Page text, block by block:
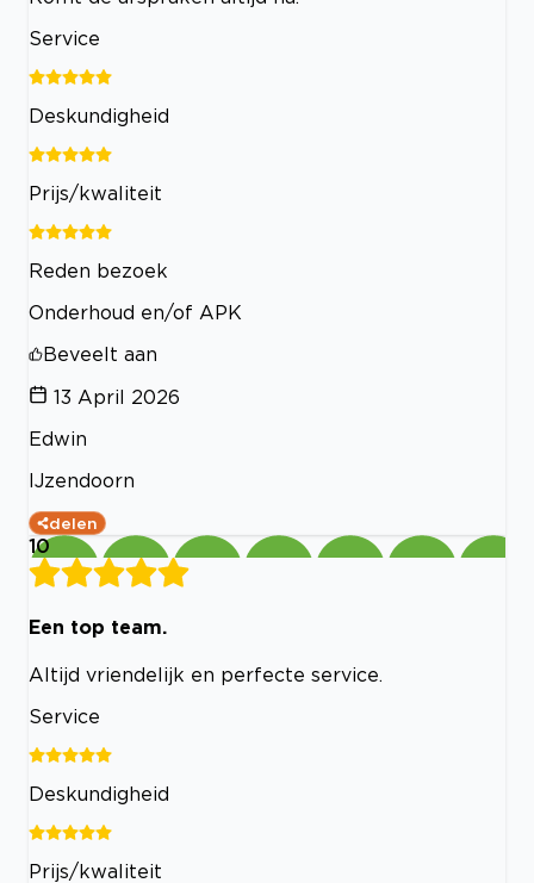
Service
Deskundigheid
Prijs/kwaliteit
Reden bezoek
Onderhoud en/of APK
Beveelt aan
13 April 2026
Edwin
IJzendoorn
delen
10
Een top team.
Altijd vriendelijk en perfecte service.
Service
Deskundigheid
Prijs/kwaliteit